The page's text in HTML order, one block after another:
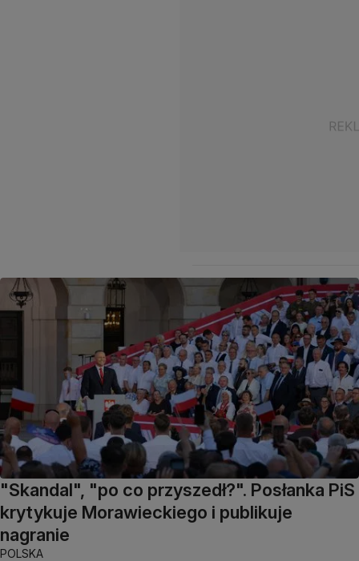
"Skandal", "po co przyszedł?". Posłanka PiS
krytykuje Morawieckiego i publikuje
nagranie
POLSKA